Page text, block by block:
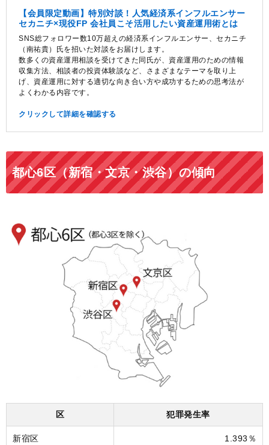
【会員限定動画】特別対談！人気経済系インフルエンサー
セカニチ×現役FP 会社員こそ活用したい資産運用術とは
SNS総フォロワー数10万超えの経済系インフルエンサー、セカニチ
（南祐貴）氏を招いた対談をお届けします。
数多くの資産運用相談を受けてきた同氏が、資産運用のための情報
収集方法、相談者の投資体験談など、さまざまなテーマを取り上
げ、資産運用に対する適切な向き合い方や成功するための思考法が
よくわかる内容です。
クリックして詳細を確認する
都心6区（新宿・文京・渋谷）の傾向
区 犯罪発生率
新宿区 1.393％